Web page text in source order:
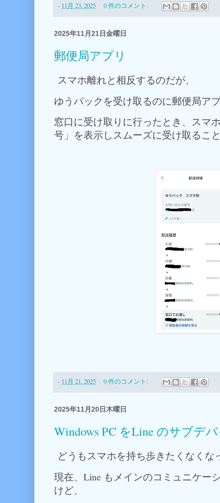
- 11月 23, 2025 0 件のコメント:
2025年11月21日金曜日
郵便局アプリ
スマホ離れと相反するのだが、
ゆうパックを受け取るのに郵便局ア
窓口に受け取りに行ったとき、スマ
号」を表示しスムーズに受け取るこ
- 11月 21, 2025 0 件のコメント:
2025年11月20日木曜日
Windows PC をLine のサブデ
どうもスマホを持ち歩きたくなくな
現在、Line もメインのコミュニケー
けど、